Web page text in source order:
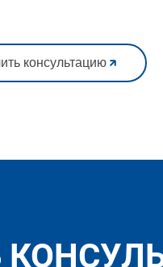
консультацию